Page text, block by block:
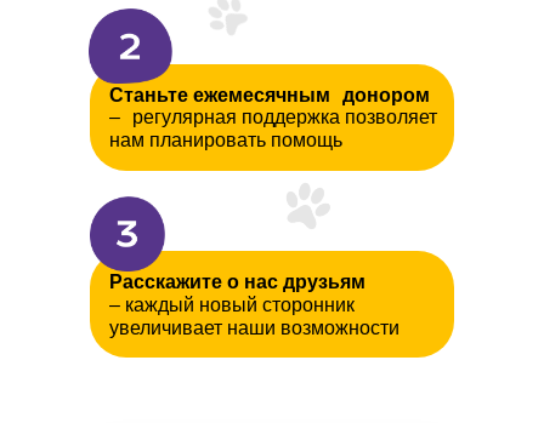
– каждый новый сторонник
увеличивает наши возможности
Расскажите о нас друзьям
– регулярная поддержка позволяет
нам планировать помощь
Станьте ежемесячным донором